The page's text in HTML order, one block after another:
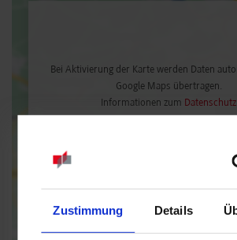
Zustimmung Details
Bei Aktivierung der Karte werden Daten
Google Maps übertragen.
Informationen zum Datenschutz